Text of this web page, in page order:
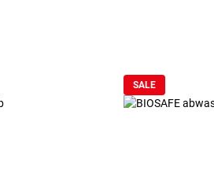
SALE